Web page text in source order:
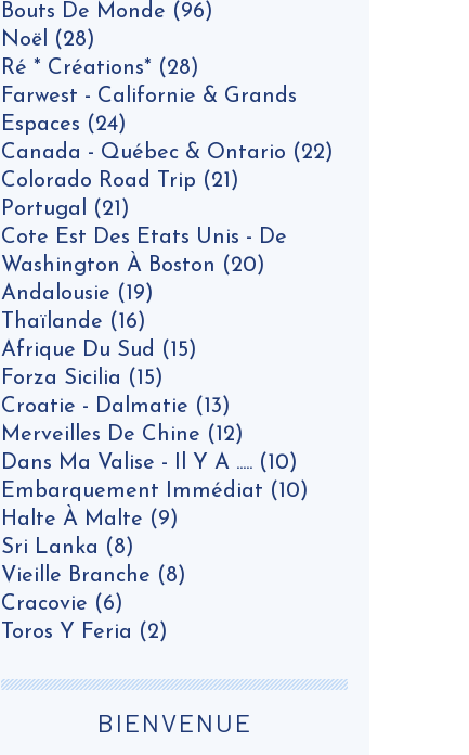
Bouts De Monde (96)
Noël (28)
Ré * Créations* (28)
Farwest - Californie & Grands
Espaces (24)
Canada - Québec & Ontario (22)
Colorado Road Trip (21)
Portugal (21)
Cote Est Des Etats Unis - De
Washington À Boston (20)
Andalousie (19)
Thaïlande (16)
Afrique Du Sud (15)
Forza Sicilia (15)
Croatie - Dalmatie (13)
Merveilles De Chine (12)
Dans Ma Valise - Il Y A ..... (10)
Embarquement Immédiat (10)
Halte À Malte (9)
Sri Lanka (8)
Vieille Branche (8)
Cracovie (6)
Toros Y Feria (2)
BIENVENUE